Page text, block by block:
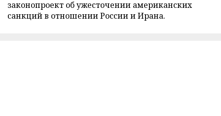
законопроект об ужесточении американских
санкций в отношении России и Ирана.